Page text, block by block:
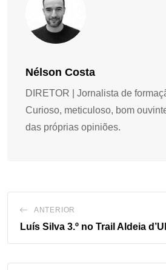
Nélson Costa
DIRETOR | Jornalista de
Curioso, meticuloso, bom
das próprias opiniões.
ANTERIOR
Luís Silva 3.º no Trail Aldeia d’Ul